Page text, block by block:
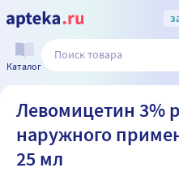
Каталог
Левомицетин 3%
наружного
25 мл